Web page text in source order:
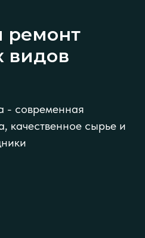
ремонт
видов
- современная
качественное сырье и